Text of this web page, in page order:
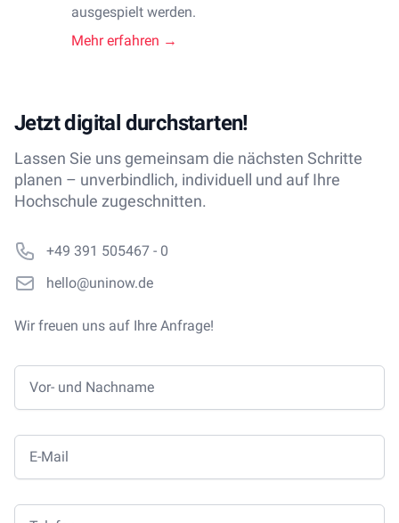
ausgespielt werden.
Mehr erfahren →
Jetzt digital durchstarten!
Lassen Sie uns gemeinsam die nächsten Schritte
planen – unverbindlich, individuell und auf Ihre
Hochschule zugeschnitten.
Phone number
+49 391 505467 - 0
Emailhello@uninow.de
Wir freuen uns auf Ihre Anfrage!
Vor- und Nachname
E-Mail
Telefon